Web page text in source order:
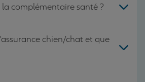
complémentaire santé ?
chien/chat et que